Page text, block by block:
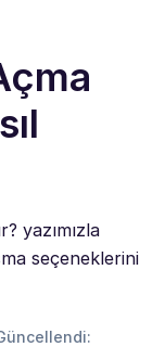
yazımızla
seçeneklerini